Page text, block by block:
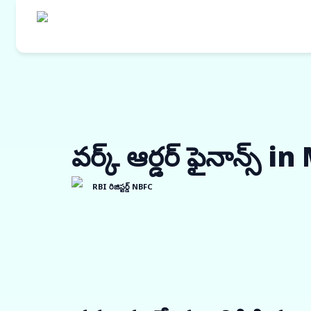
వర్క్ ఆర్డర్ ఫైనాన్స్
RBI రిజిస్టర్డ్ NBFC